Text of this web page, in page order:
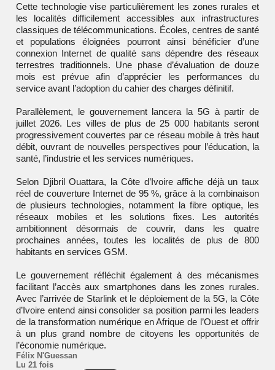
Cette technologie vise particulièrement les zones rurales et
les localités difficilement accessibles aux infrastructures
classiques de télécommunications. Écoles, centres de santé
et populations éloignées pourront ainsi bénéficier d’une
connexion Internet de qualité sans dépendre des réseaux
terrestres traditionnels. Une phase d’évaluation de douze
mois est prévue afin d’apprécier les performances du
service avant l’adoption du cahier des charges définitif.
Parallèlement, le gouvernement lancera la 5G à partir de
juillet 2026. Les villes de plus de 25 000 habitants seront
progressivement couvertes par ce réseau mobile à très haut
débit, ouvrant de nouvelles perspectives pour l’éducation, la
santé, l’industrie et les services numériques.
Selon Djibril Ouattara, la Côte d’Ivoire affiche déjà un taux
réel de couverture Internet de 95 %, grâce à la combinaison
de plusieurs technologies, notamment la fibre optique, les
réseaux mobiles et les solutions fixes. Les autorités
ambitionnent désormais de couvrir, dans les quatre
prochaines années, toutes les localités de plus de 800
habitants en services GSM.
Le gouvernement réfléchit également à des mécanismes
facilitant l’accès aux smartphones dans les zones rurales.
Avec l’arrivée de Starlink et le déploiement de la 5G, la Côte
d’Ivoire entend ainsi consolider sa position parmi les leaders
de la transformation numérique en Afrique de l’Ouest et offrir
à un plus grand nombre de citoyens les opportunités de
l’économie numérique.
Félix N'Guessan
Lu 21 fois